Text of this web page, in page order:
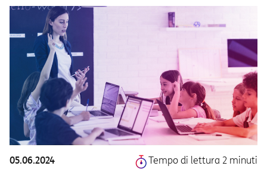
05.06.2024 Tempo di lettura 2 minuti